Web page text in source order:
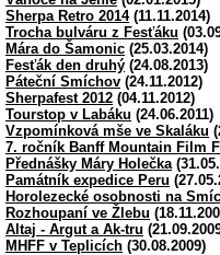
Sherpa Retro 2014(11.11.2014)
Trocha bulváru z Fesťáku
Mára do Šamonic (25.03.2014)
Fesťák den druhý (24.08.2013)
Páteční Smíchov (24.11.2012)
Sherpafest 2012 (04.11.2012)
Tourstop v Labáku (24.06.2011)
Vzpomínková mše ve Skaláku
7. ročník Banff Mountain Film
Přednášky Máry Holečka
Památník expedice Peru
Horolezecké osobnosti na
Rozhoupaní ve Žlebu
Altaj - Argut a Ak-tru
MHFF v Teplicích (30.08.2009)